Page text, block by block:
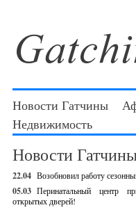
Новости Гатчины
Недвижимость
Новости
22.04 Возобновил работу
05.03 Перинатальный центр
открытых дверей!